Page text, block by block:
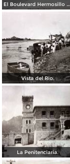
El Boulevard Hermosillo Sonora.
Vista del Rio.
La Penitenciaria.